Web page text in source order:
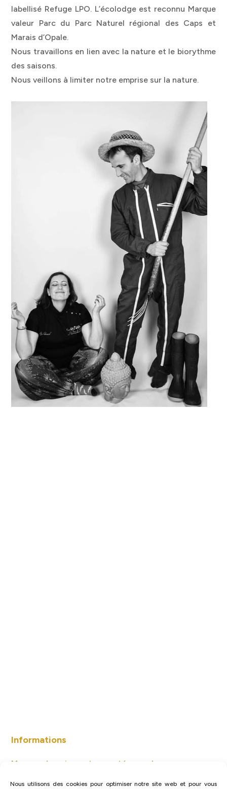
Nous utilisons des cookies pour optimiser notre site web et pour vous
labellisé Refuge LPO. L’écolodge est reconnu Marque
valeur Parc du Parc Naturel régional des Caps et
Marais d’Opale.
Nous travaillons en lien avec la nature et le biorythme
des saisons.
Nous veillons à limiter notre emprise sur la nature.
Informations
Moyens de paiement acceptés sur place